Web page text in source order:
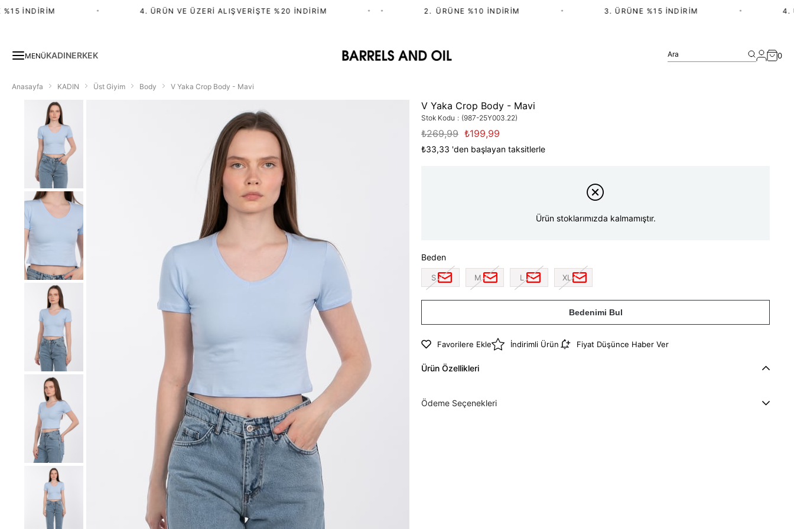
İNDIRIM 4. ÜRÜN VE ÜZERI ALIŞVERIŞTE %20 İNDIRIM • 2.⁠ ⁠ÜRÜNE %10 İNDIRIM 3. ÜRÜNE %15 İNDIRIM 4.
MENÜKADINERKEK Ara 0
Anasayfa KADIN Üst Giyim Body V Yaka Crop Body - Mavi
V Yaka Crop Body - Mavi
Stok Kodu (987-25Y003.22)
₺269,99 ₺199,99
₺33,33 'den başlayan taksitlerle
Ürün stoklarımızda kalmamıştır.
Beden
S M L XL
Bedenimi Bul
Favorilere Ekle İndirimli Ürün Fiyat Düşünce Haber Ver
Ürün Özellikleri
Ödeme Seçenekleri